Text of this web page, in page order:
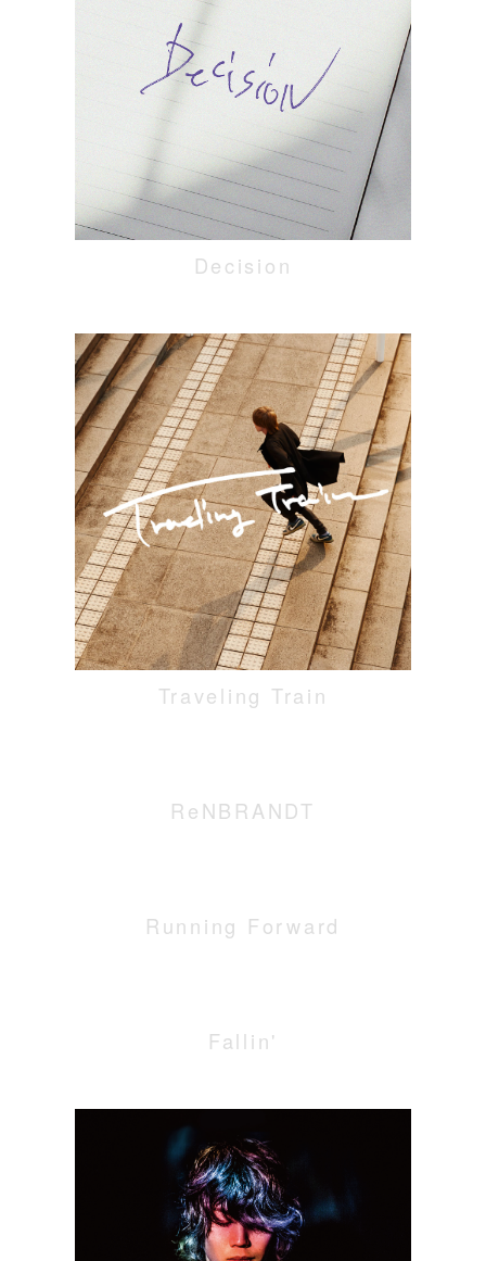
Decision
Traveling Train
ReNBRANDT
Running Forward
Fallin'